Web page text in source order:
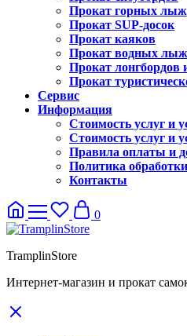
Прокат горных лыж
Прокат SUP-досок
Прокат каяков
Прокат водных
Прокат лонгбордов
Прокат
Сервис
Информация
Стоимость услуг и
Стоимость услуг и
Правила оплаты и
Политика
Контакты
0
TramplinStore
Интернет-магазин и прокат